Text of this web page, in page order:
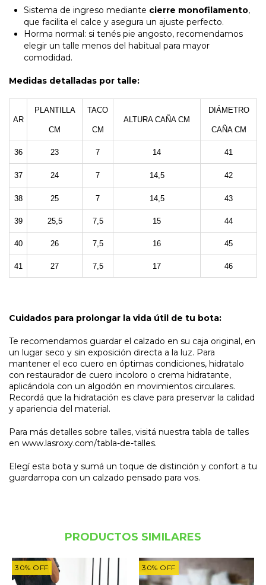
Sistema de ingreso mediante cierre monofilamento,
que facilita el calce y asegura un ajuste perfecto.
Horma normal: si tenés pie angosto, recomendamos
elegir un talle menos del habitual para mayor
comodidad.
Medidas detalladas por talle:
AR
PLANTILLA
CM
TACO
CM
ALTURA CAÑA CM
DIÁMETRO
CAÑA CM
36 23 7 14 41
37 24 7 14,5 42
38 25 7 14,5 43
39 25,5 7,5 15 44
40 26 7,5 16 45
41 27 7,5 17 46
Cuidados para prolongar la vida útil de tu bota:
Te recomendamos guardar el calzado en su caja original, en
un lugar seco y sin exposición directa a la luz. Para
mantener el eco cuero en óptimas condiciones, hidratalo
con restaurador de cuero incoloro o crema hidratante,
aplicándola con un algodón en movimientos circulares.
Recordá que la hidratación es clave para preservar la calidad
y apariencia del material.
Para más detalles sobre talles, visitá nuestra tabla de talles
en www.lasroxy.com/tabla-de-talles.
Elegí esta bota y sumá un toque de distinción y confort a tu
guardarropa con un calzado pensado para vos.
PRODUCTOS SIMILARES
30% OFF 30% OFF